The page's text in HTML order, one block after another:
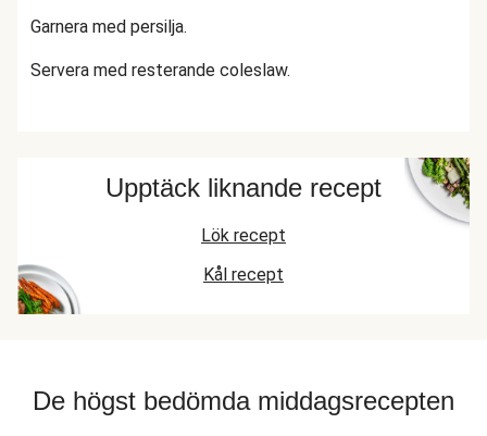
Garnera med persilja.
Servera med resterande coleslaw.
Upptäck liknande recept
Lök recept
Kål recept
De högst bedömda middagsrecepten